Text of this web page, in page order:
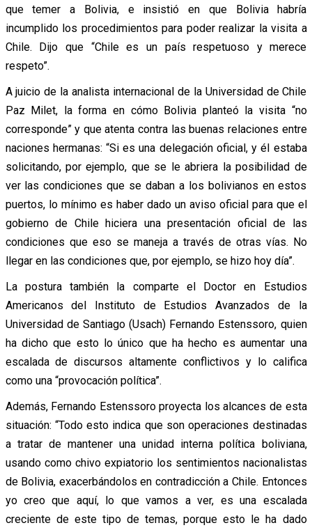
que temer a Bolivia, e insistió en que Bolivia habría
incumplido los procedimientos para poder realizar la visita a
Chile. Dijo que “Chile es un país respetuoso y merece
respeto”.
A juicio de la analista internacional de la Universidad de Chile
Paz Milet, la forma en cómo Bolivia planteó la visita “no
corresponde” y que atenta contra las buenas relaciones entre
naciones hermanas: “Si es una delegación oficial, y él estaba
solicitando, por ejemplo, que se le abriera la posibilidad de
ver las condiciones que se daban a los bolivianos en estos
puertos, lo mínimo es haber dado un aviso oficial para que el
gobierno de Chile hiciera una presentación oficial de las
condiciones que eso se maneja a través de otras vías. No
llegar en las condiciones que, por ejemplo, se hizo hoy día”.
La postura también la comparte el Doctor en Estudios
Americanos del Instituto de Estudios Avanzados de la
Universidad de Santiago (Usach) Fernando Estenssoro, quien
ha dicho que esto lo único que ha hecho es aumentar una
escalada de discursos altamente conflictivos y lo califica
como una “provocación política”.
Además, Fernando Estenssoro proyecta los alcances de esta
situación: “Todo esto indica que son operaciones destinadas
a tratar de mantener una unidad interna política boliviana,
usando como chivo expiatorio los sentimientos nacionalistas
de Bolivia, exacerbándolos en contradicción a Chile. Entonces
yo creo que aquí, lo que vamos a ver, es una escalada
creciente de este tipo de temas, porque esto le ha dado